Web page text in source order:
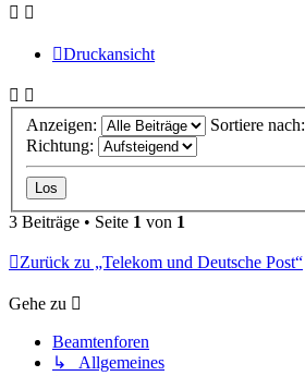
Druckansicht
Anzeigen:
Sortiere nach:
Richtung:
3 Beiträge • Seite 1 von 1
Zurück zu „Telekom und Deutsche Post“
Gehe zu
Beamtenforen
↳ Allgemeines